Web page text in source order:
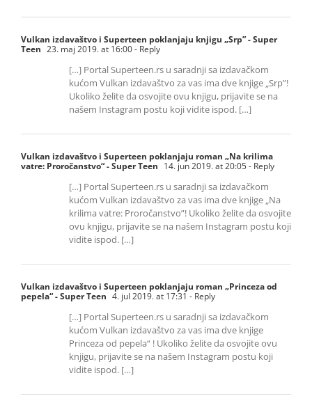
Vulkan izdavaštvo i Superteen poklanjaju knjigu „Srp” - Super
Teen 23. maj 2019. at 16:00- Reply
[…] Portal Superteen.rs u saradnji sa izdavačkom
kućom Vulkan izdavaštvo za vas ima dve knjige „Srp”!
Ukoliko želite da osvojite ovu knjigu, prijavite se na
našem Instagram postu koji vidite ispod. […]
Vulkan izdavaštvo i Superteen poklanjaju roman „Na krilima
vatre: Proročanstvo“ - Super Teen 14. jun 2019. at 20:05- Reply
[…] Portal Superteen.rs u saradnji sa izdavačkom
kućom Vulkan izdavaštvo za vas ima dve knjige „Na
krilima vatre: Proročanstvo”! Ukoliko želite da osvojite
ovu knjigu, prijavite se na našem Instagram postu koji
vidite ispod. […]
Vulkan izdavaštvo i Superteen poklanjaju roman „Princeza od
pepela“ - Super Teen 4. jul 2019. at 17:31 - Reply
[…] Portal Superteen.rs u saradnji sa izdavačkom
kućom Vulkan izdavaštvo za vas ima dve knjige
Princeza od pepela“ ! Ukoliko želite da osvojite ovu
knjigu, prijavite se na našem Instagram postu koji
vidite ispod. […]